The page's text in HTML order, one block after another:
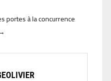
portes à la concurrence